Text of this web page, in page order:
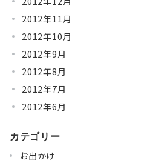
2012年11月
2012年10月
2012年9月
2012年8月
2012年7月
2012年6月
カテゴリー
お出かけ